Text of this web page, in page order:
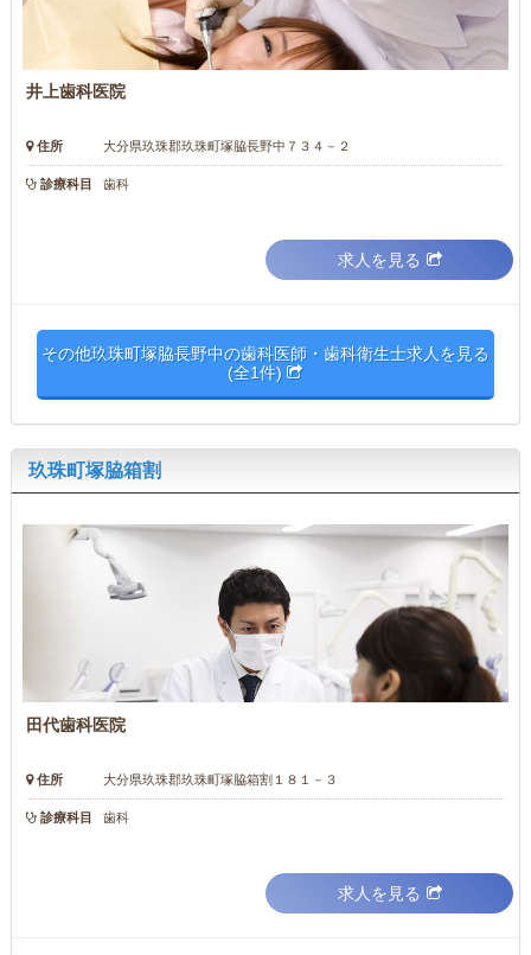
井上歯科医院
住所 大分県玖珠郡玖珠町塚脇長野中７３４－２
診療科目 歯科
求人を見る
その他玖珠町塚脇長野中の歯科医師・歯科衛生士求人を見る
(全1件)
玖珠町塚脇箱割
田代歯科医院
住所 大分県玖珠郡玖珠町塚脇箱割１８１－３
診療科目 歯科
求人を見る